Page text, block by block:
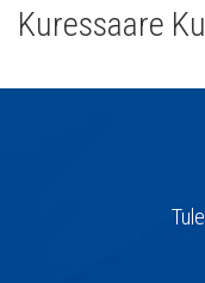
Kuressaare
navigatsioon